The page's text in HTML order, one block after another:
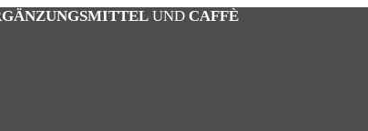
UND CAFFÈ